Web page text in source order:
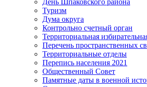
День Шпаковского района
Туризм
Дума округа
Контрольно счетный орган
Территориальная
Перечень пространственных
Территориальные отделы
Перепись населения 2021
Общественный Совет
Памятные даты в военной